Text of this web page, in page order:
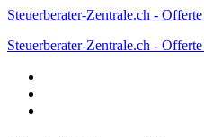
Steuerberater-Zentrale.ch -
Steuerberater-Zentrale.ch -